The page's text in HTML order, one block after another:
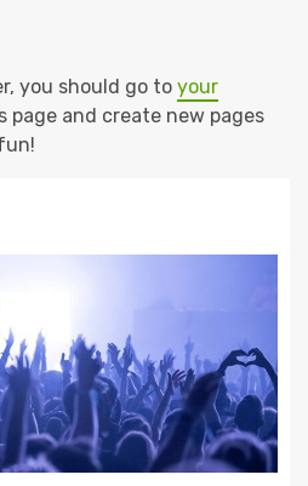
you should go to your
page and create new pages